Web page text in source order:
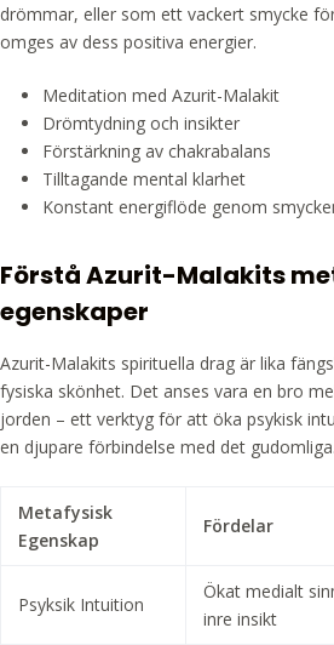
drömmar, eller som ett vackert smycke
omges av dess positiva energier.
Meditation med Azurit-Malakit
Drömtydning och insikter
Förstärkning av chakrabalans
Tilltagande mental klarhet
Konstant energiflöde genom
Förstå Azurit-Malakits
egenskaper
Azurit-Malakits spirituella drag är lika
fysiska skönhet. Det anses vara en bro
jorden – ett verktyg för att öka psykisk
en djupare förbindelse med det gudomliga.
Metafysisk
Egenskap
Fördelar
Psyksik Intuition
Ökat medialt
inre insikt